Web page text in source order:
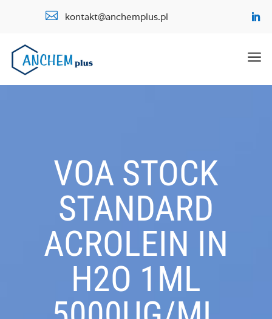
 kontakt@anchemplus.pl
a
VOA STOCK
STANDARD
ACROLEIN IN
H2O 1ML